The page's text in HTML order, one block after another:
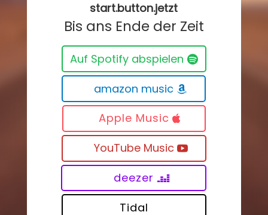
start.button.jetzt
Bis ans Ende der Zeit
Auf Spotify abspielen
amazon music
Apple Music
YouTube Music
deezer
Tidal